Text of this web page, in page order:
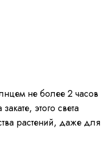
не более 2 часов
этого света
растений, даже для